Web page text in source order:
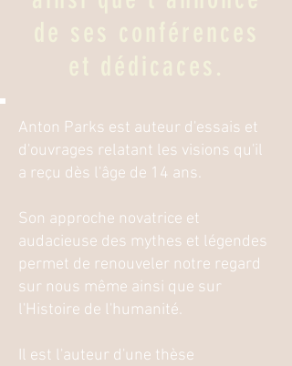
Anton Parks est auteur d'essais et
d'ouvrages relatant les visions qu'il
a reçu dès l'âge de 14 ans.
Son approche novatrice et
audacieuse des mythes et légendes
permet de renouveler notre regard
sur nous même ainsi que sur
l'Histoire de l'humanité.
Il est l'auteur d'une thèse